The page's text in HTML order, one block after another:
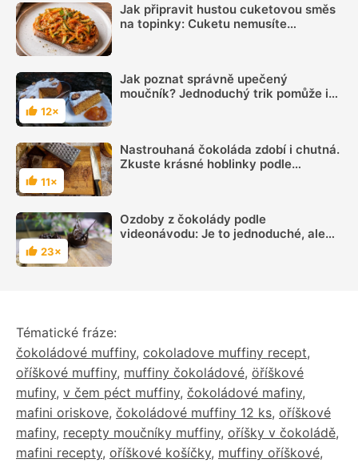
Jak připravit hustou cuketovou směs
na topinky: Cuketu nemusíte
Hodnocení
12×
Jak poznat správně upečený
moučník? Jednoduchý trik pomůže i
Hodnocení
11×
Nastrouhaná čokoláda zdobí i chutná.
Zkuste krásné hoblinky podle
Hodnocení
23×
Ozdoby z čokolády podle
videonávodu: Je to jednoduché, ale
Tématické fráze:
čokoládové muffiny, cokoladove muffiny recept,
oříškové muffiny, muffiny čokoládové, öříškové
mufiny, v čem péct muffiny, čokoládové mafiny,
mafini oriskove, čokoládové muffiny 12 ks, oříškové
mafiny, recepty moučníky muffiny, oříšky v čokoládě,
mafini recepty, oříškové košíčky, muffiny oříškové,